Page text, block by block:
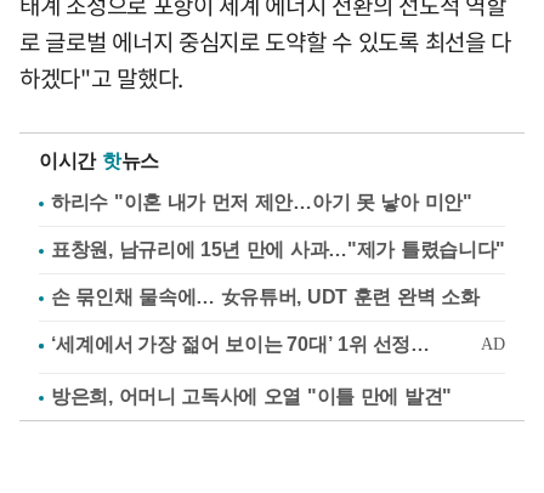
로 글로벌 에너지 중심지로 도약할 수 있도록 최선을 다
하겠다"고 말했다.
이시간 핫뉴스
하리수 "이혼 내가 먼저 제안…아기 못 낳아 미안"
표창원, 남규리에 15년 만에 사과…"제가 틀렸습니다"
손 묶인채 물속에… 女유튜버, UDT 훈련 완벽 소화
방은희, 어머니 고독사에 오열 "이틀 만에 발견"